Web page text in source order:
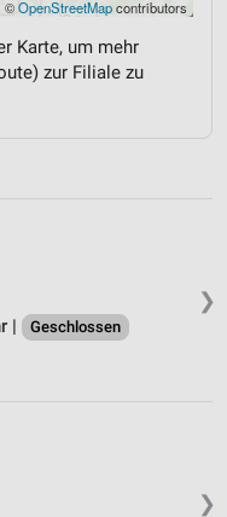
©OpenStreetMapcontributors
Karte, um mehr
zur Filiale zu
❯
|
Geschlossen
❯